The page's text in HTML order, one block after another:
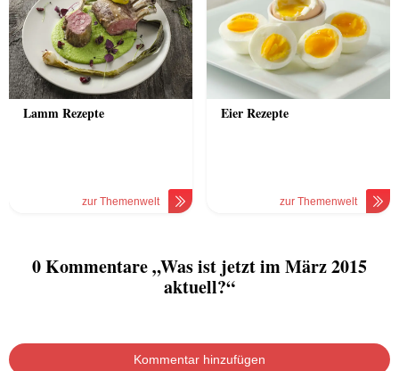
Lamm Rezepte
zur Themenwelt
Eier Rezepte
zur Themenwelt
0 Kommentare „Was ist jetzt im März 2015
aktuell?“
Kommentar hinzufügen